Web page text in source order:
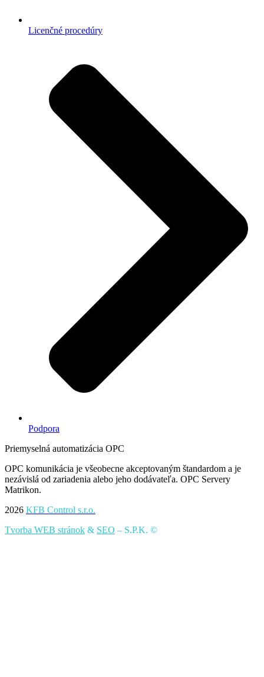
Licenčné procedúry
Podpora
Priemyselná automatizácia OPC
OPC komunikácia je všeobecne akceptovaným štandardom a je
nezávislá od zariadenia alebo jeho dodávateľa. OPC Servery
Matrikon.
2026 KFB Control s.r.o.
Tvorba WEB stránok & SEO – S.P.K. ©